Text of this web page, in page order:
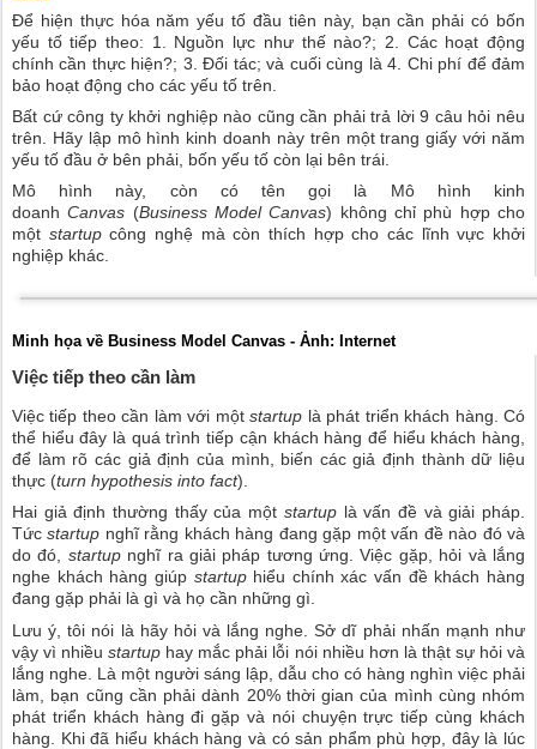
Để hiện thực hóa năm yếu tố đầu tiên này, bạn cần phải có bốn
yếu tố tiếp theo: 1. Nguồn lực như thế nào?; 2. Các hoạt động
chính cần thực hiện?; 3. Đối tác; và cuối cùng là 4. Chi phí để đảm
bảo hoạt động cho các yếu tố trên.
Bất cứ công ty khởi nghiệp nào cũng cần phải trả lời 9 câu hỏi nêu
trên. Hãy lập mô hình kinh doanh này trên một trang giấy với năm
yếu tố đầu ở bên phải, bốn yếu tố còn lại bên trái.
Mô hình này, còn có tên gọi là Mô hình kinh
doanhCanvas (Business Model Canvas) không chỉ phù hợp cho
một startupcông nghệ mà còn thích hợp cho các lĩnh vực khởi
nghiệp khác.
Minh họa về Business Model Canvas - Ảnh: Internet
Việc tiếp theo cần làm
Việc tiếp theo cần làm với mộtstartup là phát triển khách hàng. Có
thể hiểu đây là quá trình tiếp cận khách hàng để hiểu khách hàng,
để làm rõ các giả định của mình, biến các giả định thành dữ liệu
thực (turn hypothesis into fact).
Hai giả định thường thấy của một startuplà vấn đề và giải pháp.
Tứcstartup nghĩ rằng khách hàng đang gặp một vấn đề nào đó và
do đó, startupnghĩ ra giải pháp tương ứng. Việc gặp, hỏi và lắng
nghe khách hàng giúp startuphiểu chính xác vấn đề khách hàng
đang gặp phải là gì và họ cần những gì.
Lưu ý, tôi nói là hãy hỏi và lắng nghe. Sở dĩ phải nhấn mạnh như
vậy vì nhiềustartup hay mắc phải lỗi nói nhiều hơn là thật sự hỏi và
lắng nghe. Là một người sáng lập, dẫu cho có hàng nghìn việc phải
làm, bạn cũng cần phải dành 20% thời gian của mình cùng nhóm
phát triển khách hàng đi gặp và nói chuyện trực tiếp cùng khách
hàng. Khi đã hiểu khách hàng và có sản phẩm phù hợp, đây là lúc